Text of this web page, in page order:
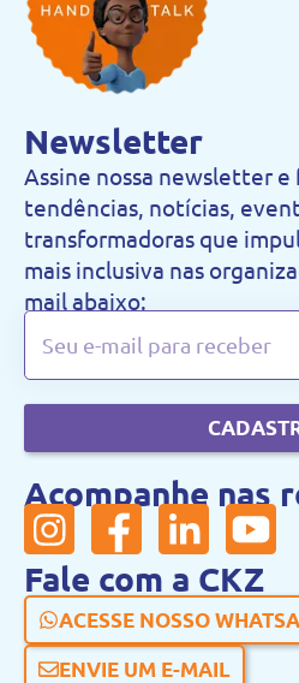
Newsletter
Assine nossa newsletter
tendências, notícias,
transformadoras que
mais inclusiva nas
mail abaixo:
Acompanhe nas
Fale com a CKZ
ACESSE NOSSO
ENVIE UM E-MAIL